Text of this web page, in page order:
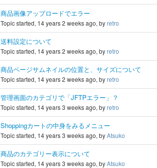
商品画像アップロードでエラー
Topic started, 14 years 2 weeks ago, byretro
送料設定について
Topic started, 14 years 2 weeks ago, byretro
商品ページサムネイルの位置と、サイズについて
Topic started, 14 years 2 weeks ago, byretro
管理画面のカテゴリで「JFTPエラー」？
Topic started, 14 years 3 weeks ago, byretro
Shoppingカートの中身をみるメニュー
Topic started, 14 years 3 weeks ago, byAtsuko
商品のカテゴリー表示について
Topic started, 14 years 3 weeks ago, byAtsuko